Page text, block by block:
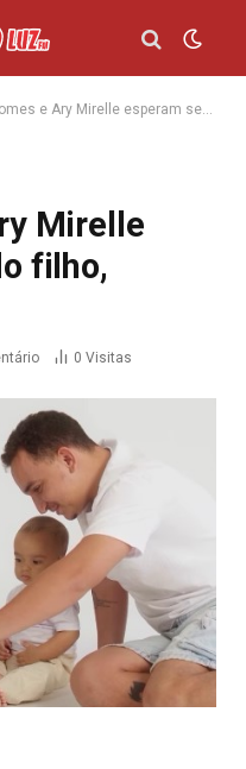
e Ary Mirelle esperam segundo filho, Joaquim
Mirelle
filho,
0 Visitas